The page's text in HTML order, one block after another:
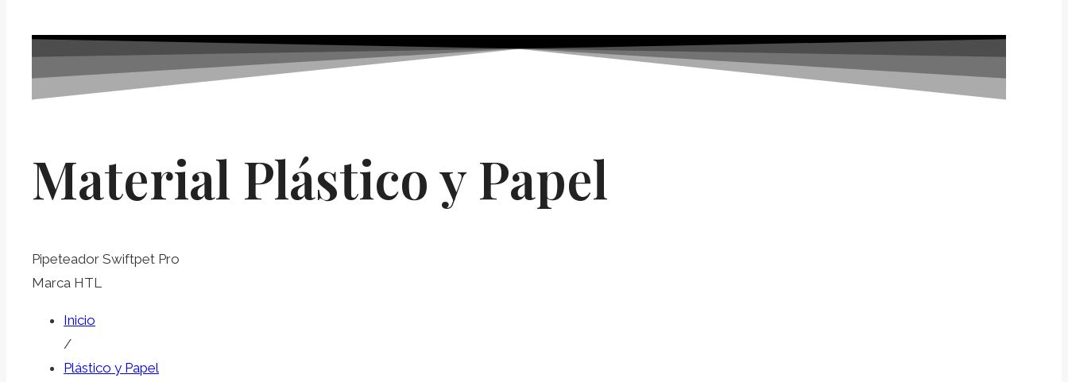
Material Plástico y Papel
Pipeteador Swiftpet Pro
Marca HTL
Inicio
/
Plástico y Papel